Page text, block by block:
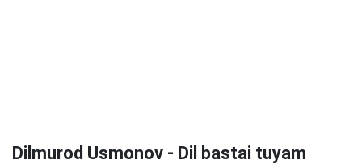
Dilmurod Usmonov - Dil bastai tuyam